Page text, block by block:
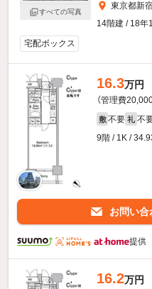
すべての写真
東京都新
14階建 / 18年
宅配ボックス
16.3万円
（管理費20,000
敷 不要 礼 不
9階 / 1K /
お問い合
提供
16.2万円